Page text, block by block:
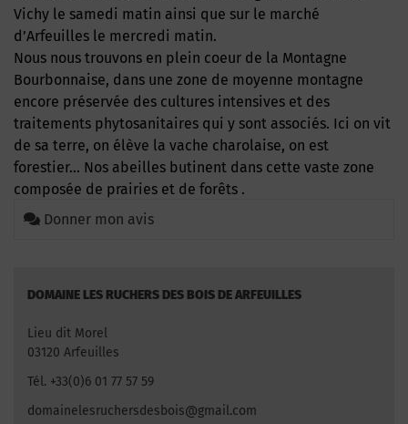
Vichy le samedi matin ainsi que sur le marché
d’Arfeuilles le mercredi matin.
Nous nous trouvons en plein coeur de la Montagne
Bourbonnaise, dans une zone de moyenne montagne
encore préservée des cultures intensives et des
traitements phytosanitaires qui y sont associés. Ici on vit
de sa terre, on élève la vache charolaise, on est
forestier… Nos abeilles butinent dans cette vaste zone
composée de prairies et de forêts .
Donner mon avis
DOMAINE LES RUCHERS DES BOIS DE ARFEUILLES
Lieu dit Morel
03120 Arfeuilles
Tél. +33(0)6 01 77 57 59
domainelesruchersdesbois@gmail.com